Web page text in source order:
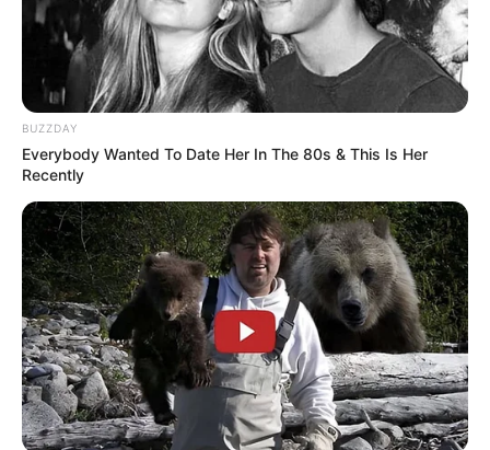
ฤกษ์เปิดกิจการ เดือนกรกฎาคม 2562
– วันศุกร์ที่ 12 กรกฎาคม 2562
เวลา 10.29 – 10.35 น.
– วันศุกร์ที่ 13 กรกฎาคม 2562
เวลา 06.15 – 06.40 น.
– วันพฤหัสบดีที่ 18 กรกฎาคม 2562
เวลา 08.19 – 08.35 น.
– วันเสาร์ที่ 20 กรกฎาคม 2562
BUZZDAY
Everybody Wanted To Date Her In The 80s & This Is Her
Recently